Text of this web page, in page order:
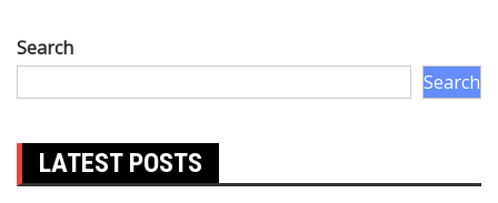
Search
Search
LATEST POSTS